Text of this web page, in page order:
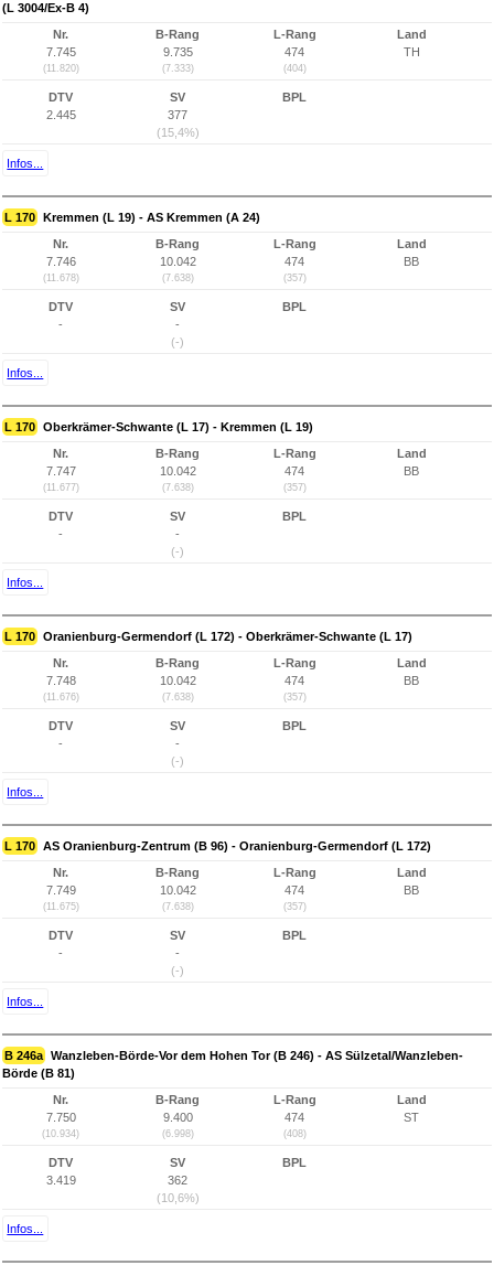
(L 3004/Ex-B 4)
Nr.
7.745
(11.820)
B-Rang
9.735
(7.333)
L-Rang
474
(404)
Land
TH
DTV
2.445
SV
377
(15,4%)
BPL
Infos...
L 170 Kremmen (L 19) - AS Kremmen (A 24)
Nr.
7.746
(11.678)
B-Rang
10.042
(7.638)
L-Rang
474
(357)
Land
BB
DTV
-
SV
-
(-)
BPL
Infos...
L 170 Oberkrämer-Schwante (L 17) - Kremmen (L 19)
Nr.
7.747
(11.677)
B-Rang
10.042
(7.638)
L-Rang
474
(357)
Land
BB
DTV
-
SV
-
(-)
BPL
Infos...
L 170 Oranienburg-Germendorf (L 172) - Oberkrämer-Schwante (L 17)
Nr.
7.748
(11.676)
B-Rang
10.042
(7.638)
L-Rang
474
(357)
Land
BB
DTV
-
SV
-
(-)
BPL
Infos...
L 170 AS Oranienburg-Zentrum (B 96) - Oranienburg-Germendorf (L 172)
Nr.
7.749
(11.675)
B-Rang
10.042
(7.638)
L-Rang
474
(357)
Land
BB
DTV
-
SV
-
(-)
BPL
Infos...
B 246a Wanzleben-Börde-Vor dem Hohen Tor (B 246) - AS Sülzetal/Wanzleben-
Börde (B 81)
Nr.
7.750
(10.934)
B-Rang
9.400
(6.998)
L-Rang
474
(408)
Land
ST
DTV
3.419
SV
362
(10,6%)
BPL
Infos...